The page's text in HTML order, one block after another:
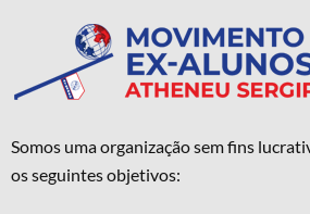
Somos uma organização sem fins
os seguintes objetivos: